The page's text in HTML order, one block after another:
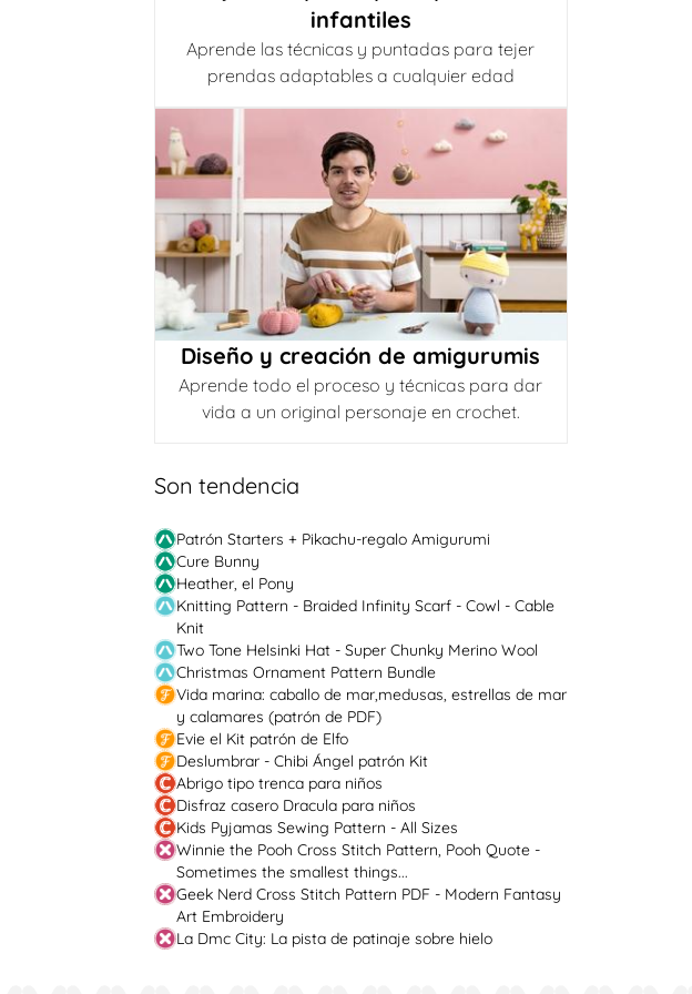
infantiles
Aprende las técnicas y puntadas para tejer
prendas adaptables a cualquier edad
Diseño y creación de amigurumis
Aprende todo el proceso y técnicas para dar
vida a un original personaje en crochet.
Son tendencia
Patrón Starters + Pikachu-regalo Amigurumi
Cure Bunny
Heather, el Pony
Knitting Pattern - Braided Infinity Scarf - Cowl - Cable
Knit
Two Tone Helsinki Hat - Super Chunky Merino Wool
Christmas Ornament Pattern Bundle
Vida marina: caballo de mar,medusas, estrellas de mar
y calamares (patrón de PDF)
Evie el Kit patrón de Elfo
Deslumbrar - Chibi Ángel patrón Kit
Abrigo tipo trenca para niños
Disfraz casero Dracula para niños
Kids Pyjamas Sewing Pattern - All Sizes
Winnie the Pooh Cross Stitch Pattern, Pooh Quote -
Sometimes the smallest things...
Geek Nerd Cross Stitch Pattern PDF - Modern Fantasy
Art Embroidery
La Dmc City: La pista de patinaje sobre hielo